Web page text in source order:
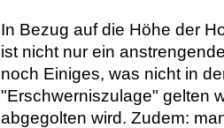
In Bezug auf die Höhe der
ist nicht nur ein
noch Einiges, was nicht in
"Erschwerniszulage" gelten
abgegolten wird. Zudem: